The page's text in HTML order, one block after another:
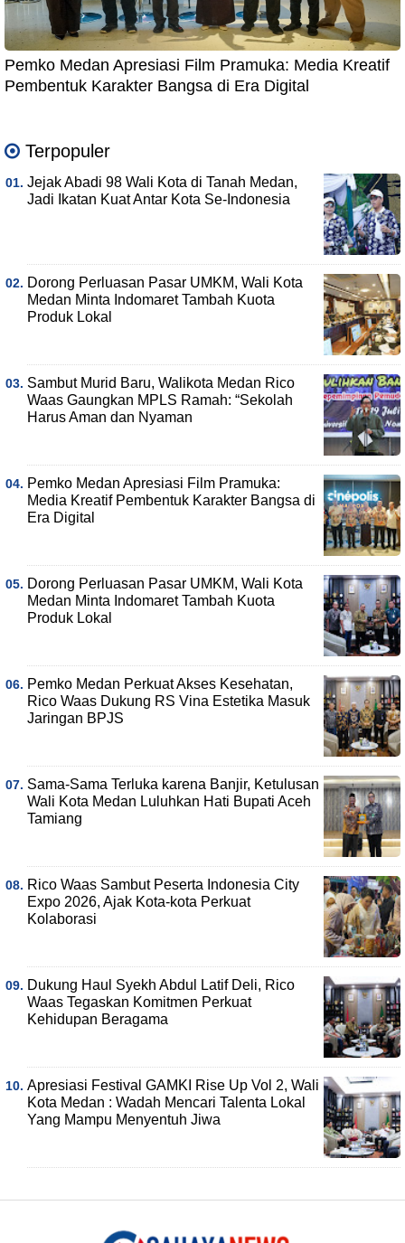
Pemko Medan Apresiasi Film Pramuka: Media Kreatif
Pembentuk Karakter Bangsa di Era Digital
Terpopuler
Jejak Abadi 98 Wali Kota di Tanah Medan,
Jadi Ikatan Kuat Antar Kota Se-Indonesia
Dorong Perluasan Pasar UMKM, Wali Kota
Medan Minta Indomaret Tambah Kuota
Produk Lokal
Sambut Murid Baru, Walikota Medan Rico
Waas Gaungkan MPLS Ramah: “Sekolah
Harus Aman dan Nyaman
Pemko Medan Apresiasi Film Pramuka:
Media Kreatif Pembentuk Karakter Bangsa di
Era Digital
Dorong Perluasan Pasar UMKM, Wali Kota
Medan Minta Indomaret Tambah Kuota
Produk Lokal
Pemko Medan Perkuat Akses Kesehatan,
Rico Waas Dukung RS Vina Estetika Masuk
Jaringan BPJS
Sama-Sama Terluka karena Banjir, Ketulusan
Wali Kota Medan Luluhkan Hati Bupati Aceh
Tamiang
Rico Waas Sambut Peserta Indonesia City
Expo 2026, Ajak Kota-kota Perkuat
Kolaborasi
Dukung Haul Syekh Abdul Latif Deli, Rico
Waas Tegaskan Komitmen Perkuat
Kehidupan Beragama
Apresiasi Festival GAMKI Rise Up Vol 2, Wali
Kota Medan : Wadah Mencari Talenta Lokal
Yang Mampu Menyentuh Jiwa